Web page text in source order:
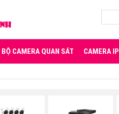
BỘ CAMERA QUAN SÁT CAMERA IP